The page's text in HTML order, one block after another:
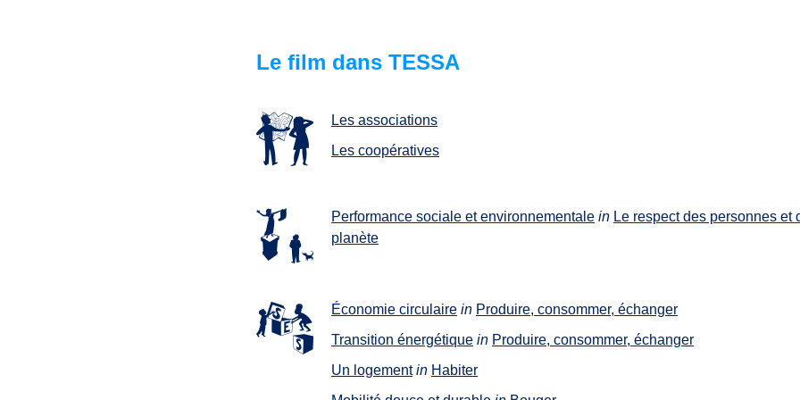
Le film dans TESSA
Les associations
Les coopératives
Performance sociale et environnementale in Le respect des personnes et
planète
Économie circulaire in Produire, consommer, échanger
Transition énergétique in Produire, consommer, échanger
Un logement in Habiter